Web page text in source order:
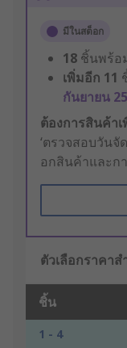
มีในสต็อก
18 ชิ้นพร้อ
เพิ่มอีก 11
กันยายน
ต้องการสินค้า
‘ตรวจสอบวันจั
อกสินค้าและก
ตัวเลือกราคา
ชิ้น
1 - 4